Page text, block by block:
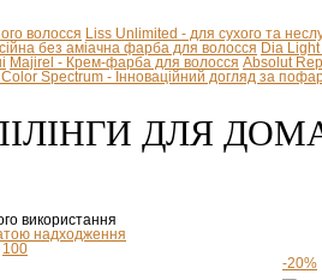
волосся Liss Unlimited - для сухого та
без аміачна фарба для волосся Dia Light
Majirel - Крем-фарба для волосся Absolut
Spectrum - Інноваційний догляд за
ПІЛІНГИ ДЛЯ
використання
надходження
100
-20%